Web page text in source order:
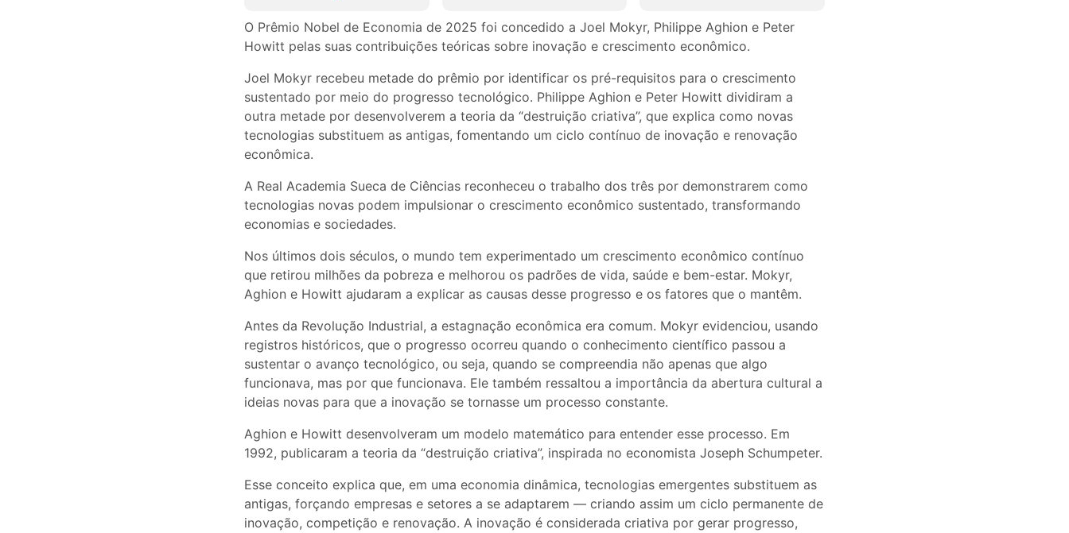
O Prêmio Nobel de Economia de 2025 foi concedido a Joel Mokyr, Philippe Aghion e Peter
Howitt pelas suas contribuições teóricas sobre inovação e crescimento econômico.
Joel Mokyr recebeu metade do prêmio por identificar os pré-requisitos para o crescimento
sustentado por meio do progresso tecnológico. Philippe Aghion e Peter Howitt dividiram a
outra metade por desenvolverem a teoria da “destruição criativa”, que explica como novas
tecnologias substituem as antigas, fomentando um ciclo contínuo de inovação e renovação
econômica.
A Real Academia Sueca de Ciências reconheceu o trabalho dos três por demonstrarem como
tecnologias novas podem impulsionar o crescimento econômico sustentado, transformando
economias e sociedades.
Nos últimos dois séculos, o mundo tem experimentado um crescimento econômico contínuo
que retirou milhões da pobreza e melhorou os padrões de vida, saúde e bem-estar. Mokyr,
Aghion e Howitt ajudaram a explicar as causas desse progresso e os fatores que o mantêm.
Antes da Revolução Industrial, a estagnação econômica era comum. Mokyr evidenciou, usando
registros históricos, que o progresso ocorreu quando o conhecimento científico passou a
sustentar o avanço tecnológico, ou seja, quando se compreendia não apenas que algo
funcionava, mas por que funcionava. Ele também ressaltou a importância da abertura cultural a
ideias novas para que a inovação se tornasse um processo constante.
Aghion e Howitt desenvolveram um modelo matemático para entender esse processo. Em
1992, publicaram a teoria da “destruição criativa”, inspirada no economista Joseph Schumpeter.
Esse conceito explica que, em uma economia dinâmica, tecnologias emergentes substituem as
antigas, forçando empresas e setores a se adaptarem — criando assim um ciclo permanente de
inovação, competição e renovação. A inovação é considerada criativa por gerar progresso,